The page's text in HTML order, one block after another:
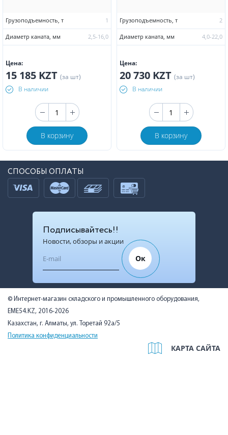
Грузоподъемность, т 1
Диаметр каната, мм 2,5-16,0
Цена:
15 185 KZT (за шт)
В наличии
В корзину
Грузоподъемность, т 2
Диаметр каната, мм 4,0-22,0
Цена:
20 730 KZT (за шт)
В наличии
В корзину
СПОСОБЫ ОПЛАТЫ
Подписывайтесь!!
Новости, обзоры и акции
Ок
© Интернет-магазин складского и промышленного оборудования,
EME54.KZ, 2016-2026
Казахстан, г. Алматы, ул. Торетай 92а/5
Политика конфиденциальности
КАРТА САЙТА